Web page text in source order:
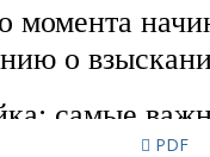
PDF